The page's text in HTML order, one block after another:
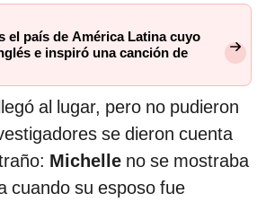
el país de América Latina cuyo
e inspiró una canción de
al lugar, pero no pudieron
se dieron cuenta
Michelle no se mostraba
cuando su esposo fue